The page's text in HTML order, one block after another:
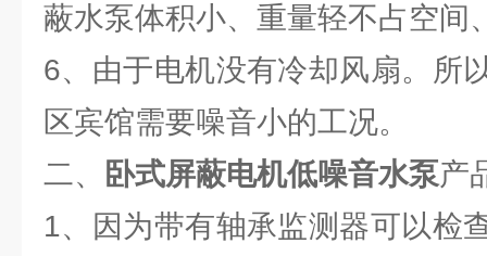
蔽水泵体积小、重量轻不占空间
6、由于电机没有冷却风扇。所
区宾馆需要噪音小的工况。
二、
卧式屏蔽电机低噪音水泵产
1、因为带有轴承监测器可以检